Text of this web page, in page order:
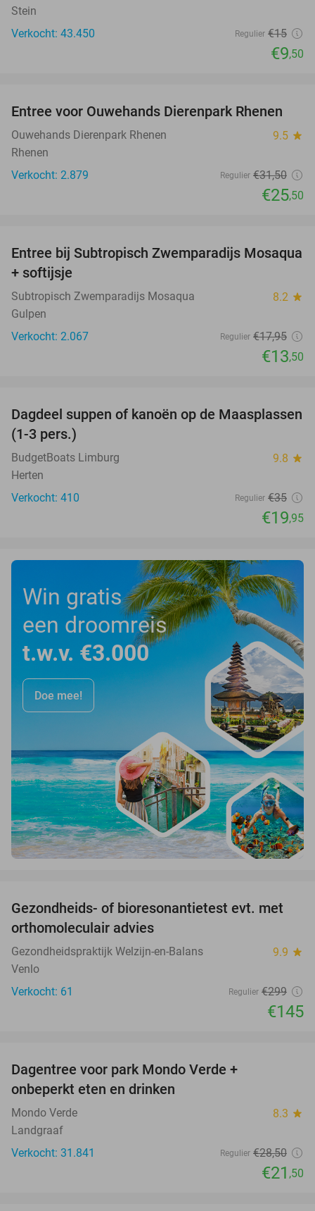
Stein
Verkocht: 43.450
Regulier €15
€9,50
19%
Entree voor Ouwehands Dierenpark Rhenen
Ouwehands Dierenpark Rhenen 9.5 star
Rhenen
Verkocht: 2.879
Regulier €31,50
€25,50
25%
Entree bij Subtropisch Zwemparadijs Mosaqua
+ softijsje
Subtropisch Zwemparadijs Mosaqua 8.2 star
Gulpen
Verkocht: 2.067
Regulier €17,95
€13,50
43%
Dagdeel suppen of kanoën op de Maasplassen
(1-3 pers.)
BudgetBoats Limburg 9.8 star
Herten
Verkocht: 410
Regulier €35
€19,95
Win gratis
een droomreis
t.w.v. €3.000
Doe mee!
52%
Gezondheids- of bioresonantietest evt. met
orthomoleculair advies
Gezondheidspraktijk Welzijn-en-Balans 9.9 star
Venlo
Verkocht: 61
Regulier €299
€145
Dagentree voor park Mondo Verde +
onbeperkt eten en drinken
Mondo Verde 8.3 star
Landgraaf
Verkocht: 31.841
Regulier €28,50
€21 ,50